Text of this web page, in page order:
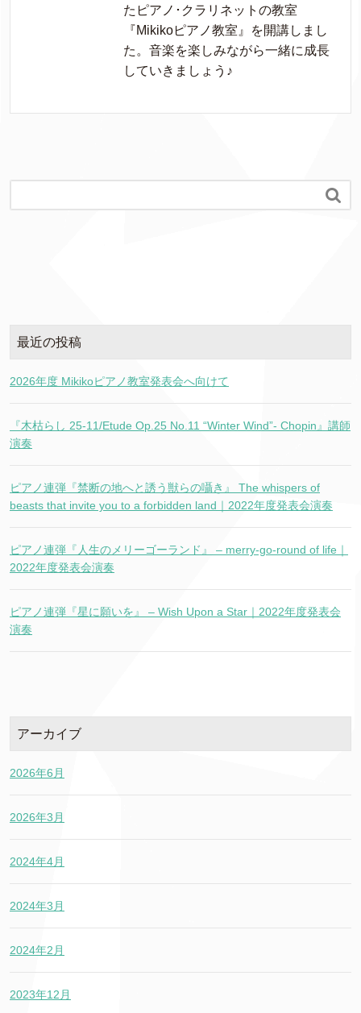
たピアノ･クラリネットの教室
『Mikikoピアノ教室』を開講しまし
た。音楽を楽しみながら一緒に成長
していきましょう♪

最近の投稿
2026年度 Mikikoピアノ教室発表会へ向けて
『木枯らし 25-11/Etude Op.25 No.11 “Winter Wind”- Chopin』講師
演奏
ピアノ連弾『禁断の地へと誘う獣らの囁き』 The whispers of
beasts that invite you to a forbidden land｜2022年度発表会演奏
ピアノ連弾『人生のメリーゴーランド』 – merry-go-round of life｜
2022年度発表会演奏
ピアノ連弾『星に願いを』 – Wish Upon a Star｜2022年度発表会
演奏
アーカイブ
2026年6月
2026年3月
2024年4月
2024年3月
2024年2月
2023年12月